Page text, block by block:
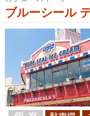
ブルーシール